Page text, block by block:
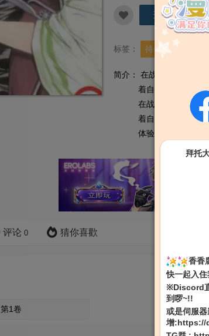
拜托
香香
快一起入住
※Discord
到啰~!!
或是伺服器
增:https://
开始阅读
标签： 待分类
简介：
在战国时代，被父
着自己的随从千景
在战国时代，被父
着自己的随从千景
体验完整的「我的
评论 0 猜你喜歡
第1卷